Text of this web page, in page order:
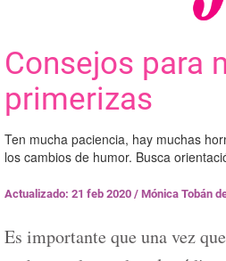
Consejos para
primerizas
Ten mucha paciencia, hay muchas
los cambios de humor. Busca
Actualizado: 21 feb 2020 / Mónica Tobán
Es importante que una vez